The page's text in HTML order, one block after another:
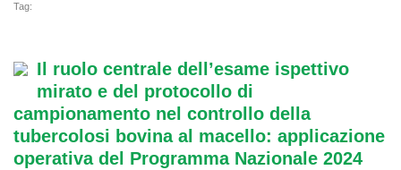
Tag:
Il ruolo centrale dell’esame ispettivo
mirato e del protocollo di
campionamento nel controllo della
tubercolosi bovina al macello: applicazione
operativa del Programma Nazionale 2024